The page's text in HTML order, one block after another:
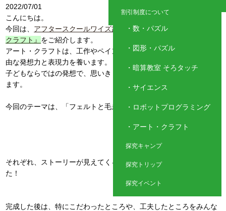
ュ
数・パズル
図形・パズル
暗算教室 そろタッチ
サイエンス
ロボットプログラミング
アート・クラフト
探究キャンプ
探究トリップ
探究イベント
割引制度について
2022/07/01
こんにちは。
今回は、 アフタースクールワイズ武蔵浦和 の探究クラス
クラフト』 をご紹介します。
アート・クラフトは、工作やペイントなどの創作活動を通して、自
由な発想力と表現力を養います。
子どもならではの発想で、思いきり表現する楽しみを感じてもらい
ます。
今回のテーマは、「フェルトと毛糸でコラージュ」です♪
それぞれ、ストーリーが見えてくるとっても素敵な作品ができまし
た！
完成した後は、特にこだわったところや、工夫したところをみんな